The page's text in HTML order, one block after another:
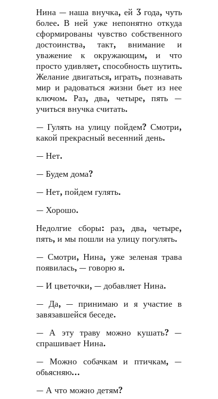
Нина — наша внучка, ей 3 года, чуть
более. В ней уже непонятно откуда
сформированы чувство собственного
достоинства, такт, внимание и
уважение к окружающим, и что
просто удивляет, способность шутить.
Желание двигаться, играть, познавать
мир и радоваться жизни бьет из нее
ключом. Раз, два, четыре, пять —
учиться внучка считать.
— Гулять на улицу пойдем? Смотри,
какой прекрасный весенний день.
— Нет.
— Будем дома?
— Нет, пойдем гулять.
— Хорошо.
Недолгие сборы: раз, два, четыре,
пять, и мы пошли на улицу погулять.
— Смотри, Нина, уже зеленая трава
появилась, — говорю я.
— И цветочки, — добавляет Нина.
— Да, — принимаю и я участие в
завязавшейся беседе.
— А эту траву можно кушать? —
спрашивает Нина.
— Можно собачкам и птичкам, —
обьясняю…
— А что можно детям?